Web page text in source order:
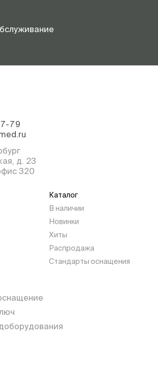
79
д. 23
320
Каталог
В наличии
Новинки
Хиты
Распродажа
Стандарты оснащения